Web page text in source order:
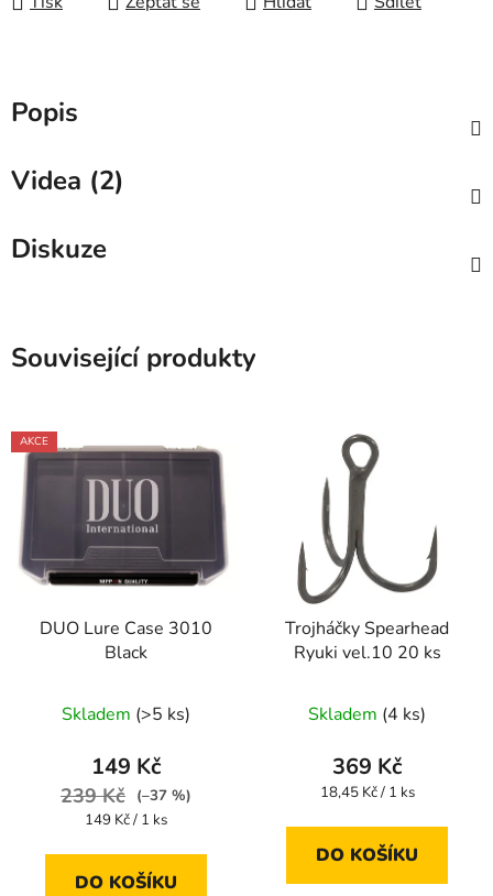
Popis
Videa (2)
Diskuze
Související produkty
AKCE
DUO Lure Case 3010
Black
Skladem (>5 ks)
149 Kč
239 Kč
(–37 %)
Měrná
149 Kč / 1 ks
DO KOŠÍKU
Trojháčky Spearhead
Ryuki vel.10 20 ks
Skladem (4 ks)
369 Kč
Měrná
18,45 Kč / 1 ks
DO KOŠÍKU